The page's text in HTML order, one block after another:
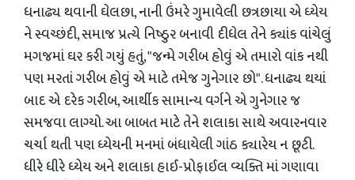
ધનાઢ્ય થવાની ઘેલછા, નાની ઉંમરે ગુમાવેલી છત્રછાયા એ ધ્યેય
ને સ્વચ્છંદી, સમાજ પ્રત્યે નિષ્ઠુર બનાવી દીધેલ તેને ક્યાંક વાંચેલું
મગજમાં ઘર કરી ગયું હતું, "જન્મે ગરીબ હોવું એ તમારો વાંક નથી
પણ મરતાં ગરીબ હોવું એ માટે તમેજ ગુનેગાર છો". ધનાઢ્ય થયાં
બાદ એ દરેક ગરીબ, આર્થીક સામાન્ય વર્ગને એ ગુનેગાર જ
સમજવા લાગ્યો. આ બાબત માટે તેને શલાકા સાથે અવારનવાર
ચર્ચા થતી પણ ધ્યેયની મનમાં બંધાયેલી ગાંઠ ક્યારેય ન છૂટી.
ધીરે ધીરે ધ્યેય અને શલાકા હાઈ-પ્રોફાઈલ વ્યક્તિ માં ગણાવા